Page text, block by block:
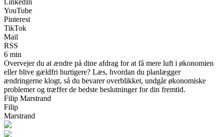
YouTube
Pinterest
TikTok
Mail
RSS
6 min
Overvejer du at ændre på dine afdrag for at få mere luft i økonomien
eller blive gældfri hurtigere? Læs, hvordan du planlægger
ændringerne klogt, så du bevarer overblikket, undgår økonomiske
problemer og træffer de bedste beslutninger for din fremtid.
Filip Marstrand
Filip
Marstrand